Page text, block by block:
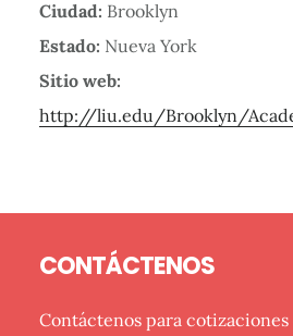
Ciudad: Brooklyn
Estado: Nueva York
Sitio web:
http://liu.edu/Brooklyn/
Barra
lateral
CONTÁCTENOS
Contáctenos para